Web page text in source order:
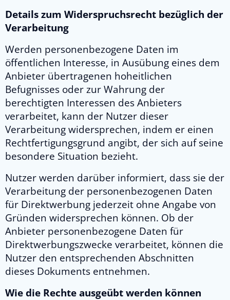
Details zum Widerspruchsrecht bezüglich der
Verarbeitung
Werden personenbezogene Daten im
öffentlichen Interesse, in Ausübung eines dem
Anbieter übertragenen hoheitlichen
Befugnisses oder zur Wahrung der
berechtigten Interessen des Anbieters
verarbeitet, kann der Nutzer dieser
Verarbeitung widersprechen, indem er einen
Rechtfertigungsgrund angibt, der sich auf seine
besondere Situation bezieht.
Nutzer werden darüber informiert, dass sie der
Verarbeitung der personenbezogenen Daten
für Direktwerbung jederzeit ohne Angabe von
Gründen widersprechen können. Ob der
Anbieter personenbezogene Daten für
Direktwerbungszwecke verarbeitet, können die
Nutzer den entsprechenden Abschnitten
dieses Dokuments entnehmen.
Wie die Rechte ausgeübt werden können